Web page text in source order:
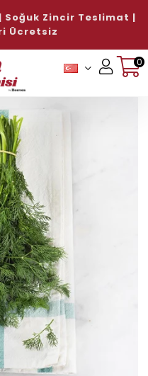
Zincir Teslimat |
Ücretsiz
Ol
0